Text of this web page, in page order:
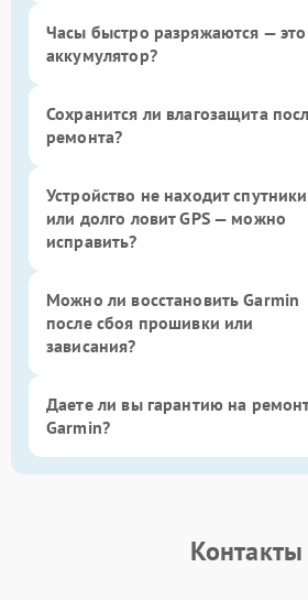
Часы быстро разряжаются — это
аккумулятор?
Сохранится ли влагозащита
ремонта?
Устройство не находит спутники
или долго ловит GPS — можно
исправить?
Можно ли восстановить Garmin
после сбоя прошивки или
зависания?
Даете ли вы гарантию на
Garmin?
Контакты